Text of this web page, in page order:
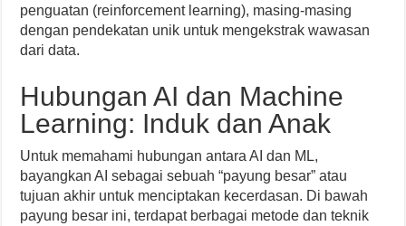
penguatan (reinforcement learning), masing-masing
dengan pendekatan unik untuk mengekstrak wawasan
dari data.
Hubungan AI dan Machine
Learning: Induk dan Anak
Untuk memahami hubungan antara AI dan ML,
bayangkan AI sebagai sebuah “payung besar” atau
tujuan akhir untuk menciptakan kecerdasan. Di bawah
payung besar ini, terdapat berbagai metode dan teknik